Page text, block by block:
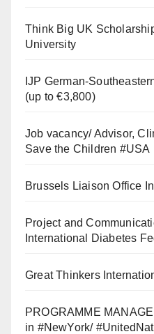
Think Big UK
University
IJP German-
(up to €3,800)
Job vacancy/ Advisor,
Save the Children #USA
Brussels Liaison Office
Project and
International Diabetes
Great Thinkers
PROGRAMME
in #NewYork/